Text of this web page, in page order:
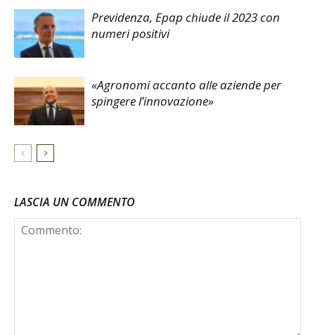
Previdenza, Epap chiude il 2023 con
numeri positivi
«Agronomi accanto alle aziende per
spingere l’innovazione»
LASCIA UN COMMENTO